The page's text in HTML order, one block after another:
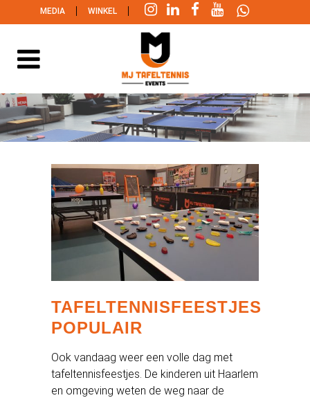
MEDIA | WINKEL |
TAFELTENNISFEESTJES
POPULAIR
Ook vandaag weer een volle dag met
tafeltennisfeestjes. De kinderen uit Haarlem
en omgeving weten de weg naar de